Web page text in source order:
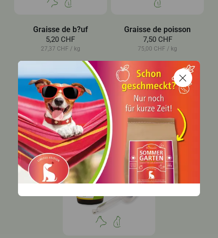
Graisse de b?uf
5,20 CHF
27,37 CHF / kg
Graisse de poisson
7,50 CHF
75,00 CHF / kg
Vitamin A + D